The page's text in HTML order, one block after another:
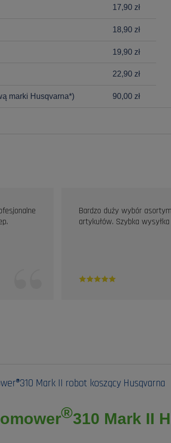
17,90 zł
18,90 zł
19,90 zł
22,90 zł
marki Husqvarna*) 90,00 zł
Bardzo duży wybór
artykułów. Szybka
Mark II robot koszący Husqvarna
®310 Mark II